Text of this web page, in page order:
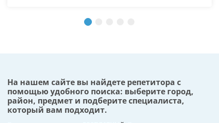
На нашем сайте вы найдете репетитора с
помощью удобного поиска: выберите город,
район, предмет и подберите специалиста,
который вам подходит.